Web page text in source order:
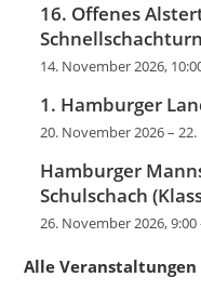
16. Offenes
14. November 2026,
1. Hamburger
20. November 2026–
Hamburger
Schulschach
26. November 2026, 9:00
Alle Veranstaltungen